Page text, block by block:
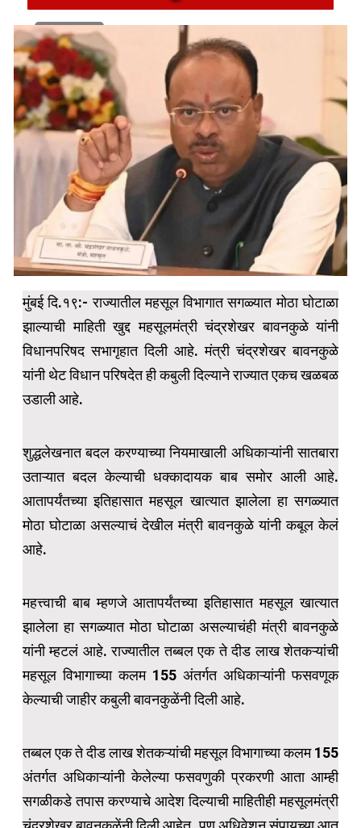
1 min read
मुंबई दि.१९:- राज्यातील महसूल विभागात सगळ्यात मोठा घोटाळा
झाल्याची माहिती खुद्द महसूलमंत्री चंद्रशेखर बावनकुळे यांनी
विधानपरिषद सभागृहात दिली आहे. मंत्री चंद्रशेखर बावनकुळे
यांनी थेट विधान परिषदेत ही कबुली दिल्याने राज्यात एकच खळबळ
उडाली आहे.
शुद्धलेखनात बदल करण्याच्या नियमाखाली अधिकाऱ्यांनी सातबारा
उताऱ्यात बदल केल्याची धक्कादायक बाब समोर आली आहे.
आतापर्यंतच्या इतिहासात महसूल खात्यात झालेला हा सगळ्यात
मोठा घोटाळा असल्याचं देखील मंत्री बावनकुळे यांनी कबूल केलं
आहे.
महत्त्वाची बाब म्हणजे आतापर्यंतच्या इतिहासात महसूल खात्यात
झालेला हा सगळ्यात मोठा घोटाळा असल्याचंही मंत्री बावनकुळे
यांनी म्हटलं आहे. राज्यातील तब्बल एक ते दीड लाख शेतकऱ्यांची
महसूल विभागाच्या कलम 155 अंतर्गत अधिकाऱ्यांनी फसवणूक
केल्याची जाहीर कबुली बावनकुळेंनी दिली आहे.
तब्बल एक ते दीड लाख शेतकऱ्यांची महसूल विभागाच्या कलम 155
अंतर्गत अधिकाऱ्यांनी केलेल्या फसवणुकी प्रकरणी आता आम्ही
सगळीकडे तपास करण्याचे आदेश दिल्याची माहितीही महसूलमंत्री